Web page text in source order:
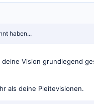
haben...
Vision grundlegend
als deine Pleitevisionen.